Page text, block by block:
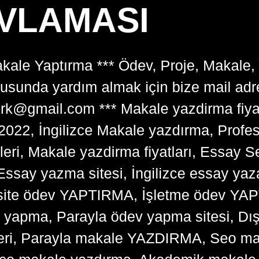
Yaptırma *** Ödev, Proje, Makale,
yardım almak için bize mail
*** Makale yazdirma
İngilizce Makale yazdırma,
Makale yazdirma fiyatları, Essay
yazma sitesi, İngilizce essay
ödev YAPTIRMA, İşletme ödev
Parayla ödev yapma sitesi,
Parayla makale YAZDIRMA, Seo